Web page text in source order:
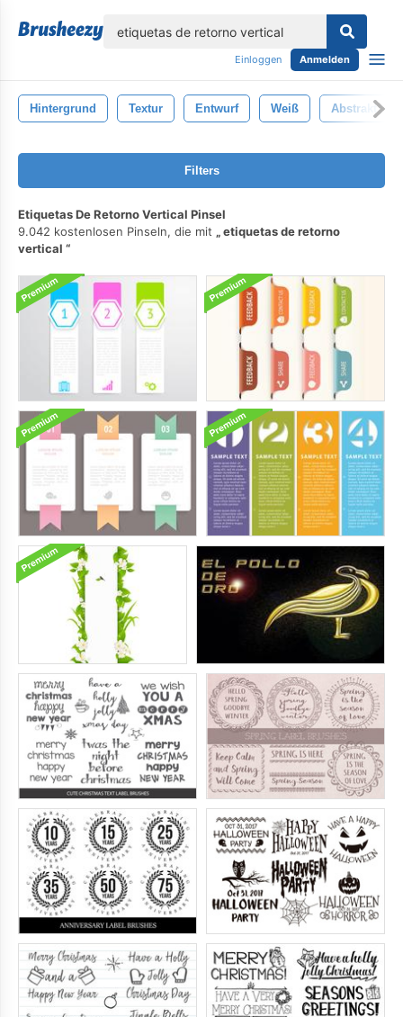
Einloggen Anmelden
Hintergrund Textur Entwurf Weiß Abstrakt
Filters
Etiquetas De Retorno Vertical Pinsel
9.042 kostenlosen Pinseln, die mit
etiquetas de retorno
vertical